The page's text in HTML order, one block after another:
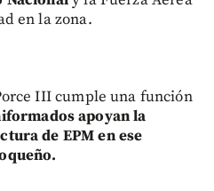
en la zona.
III cumple una función
apoyan la
de EPM en ese